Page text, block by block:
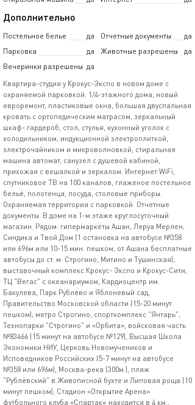
Дополнительно
Постельное белье да Отчетные документы
да
Парковка
да Животные разрешены
да
Вечеринки разрешены да
Квартира-студия у Крокус-Экспо в новом доме с
охраняемой парковкой: 1/4-этажного дома, новый
евроремонт, пластиковые окна, большая двуспальная
кровать с ортопедическим матрасом, зеркальный
шкаф- гардероб, стол, стулья, кухонный уголок с
холодильником, индукционной электроплиткой,
электрочайником и микроволновкой, стиральная
машина автомат, санузел с душевой кабиной,
прихожая с вешалкой и зеркалом. Интернет WiFi,
спутниковое ТВ на 100 каналов, глаженое постельное
бельё, полотенца, посуда, столовые приборы.
Охраняемая территория с парковкой. Отчетные
документы. В доме на 1-м этаже круглосуточный
магазин. Рядом: гипермаркеты Ашан, Леруа Мерлен,
Синдика и Твой Дом (1 остановка на автобусе №358
или 696м или 10-15 мин. пешком, от Ашана бесплатные
автобусы до ст. м. Строгино, Митино и Тушинская);
выставочный комплекс Крокус- Экспо и Крокус-Сити,
ТЦ "Вегас" с океанариумом, Кардиоцентр им.
Бакулева, Парк Рублёво и Яблоневый сад,
Правительство Московской области (15-20 минут
пешком); метро Строгино, спорткомплекс "Янтарь",
Технопарки "Строгино" и «Орбита», войсковая часть
№83466 (15 минут на автобусе №129), Высшая Школа
Экономики НИУ, Церковь Новомучеников и
Исповедников Российских (5-7 минут на автобусе
№358 или 696м), Москва-река (300м.), пляж
"Рублёвский" в Живописной бухте и Липовая роща (10
минут пешком), Стадион «Открытие Арена»
футбольного клуба «Спартак» находится в 4 км.,